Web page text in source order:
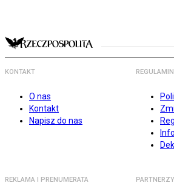
KONTAKT
O nas
Kontakt
Napisz do nas
REGULAMIN
REKLAMA I PRENUMERATA PARTNERZY